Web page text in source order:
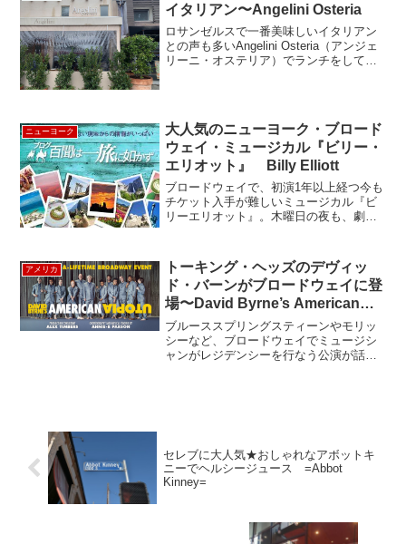
イタリアン〜Angelini Osteria
ロサンゼルスで一番美味しいイタリアン
との声も多いAngelini Osteria（アンジェ
リーニ・オステリア）でランチをしてき
ニューヨーク
大人気のニューヨーク・ブロード
ウェイ・ミュージカル『ビリー・
エリオット』 Billy Elliott
ブロードウェイで、初演1年以上経つ今も
チケット入手が難しいミュージカル『ビ
リーエリオット』。木曜日の夜も、劇場
の舞台とは違ってブロードウェイは劇場
が小さめで、臨場感...
アメリカ
トーキング・ヘッズのデヴィッ
ド・バーンがブロードウェイに登
場〜David Byrne’s American
Utopia
ブルーススプリングスティーンやモリッ
シーなど、ブロードウェイでミュージシ
ャンがレジデンシーを行なう公演が話題
セレブに大人気★おしゃれなアボットキ
ニーでヘルシージュース =Abbot
Kinney=